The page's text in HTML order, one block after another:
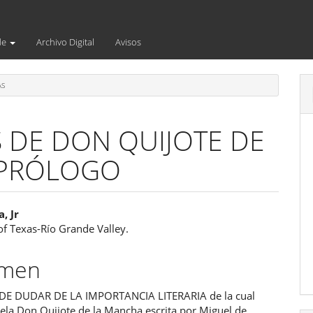
Archivo Digital Avisos
DON QUIJOTE DE
Jr
Texas-Río Grande Valley.
DUDAR DE LA IMPORTANCIA LITERARIA de la cual
Don Quijote de la Mancha escrita por Miguel de